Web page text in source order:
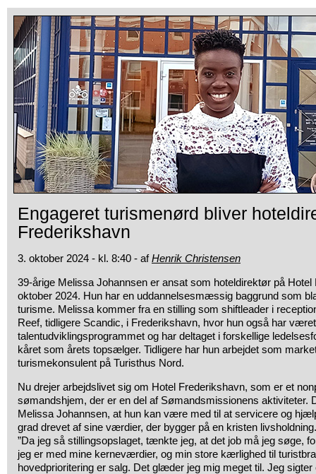
Engageret turismenørd bliver
Frederikshavn
3. oktober 2024 - kl. 8:40 - afHenrik Christensen
39-årige Melissa Johannsen er ansat som hoteldirektør på Hotel
oktober 2024. Hun har en uddannelsesmæssig baggrund som
turisme. Melissa kommer fra en stilling som shiftleader i
Reef, tidligere Scandic, i Frederikshavn, hvor hun også har
talentudviklingsprogrammet og har deltaget i forskellige
kåret som årets topsælger. Tidligere har hun arbejdet som
turismekonsulent på Turisthus Nord.
Nu drejer arbejdslivet sig om Hotel Frederikshavn, som er et
sømandshjem, der er en del af Sømandsmissionens aktiviteter.
Melissa Johannsen, at hun kan være med til at servicere og
grad drevet af sine værdier, der bygger på en kristen livsholdning.
”Da jeg så stillingsopslaget, tænkte jeg, at det job må jeg søge,
jeg er med mine kerneværdier, og min store kærlighed til
hovedprioritering er salg. Det glæder jeg mig meget til. Jeg